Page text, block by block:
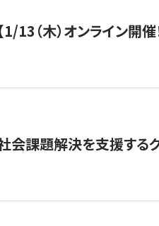
【1/13（木）オンライン開
会課題解決を支援する